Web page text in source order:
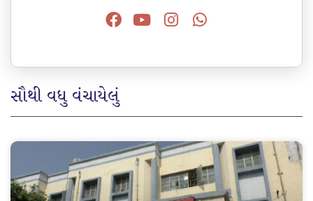
સૌથી વધુ વંચાયેલું